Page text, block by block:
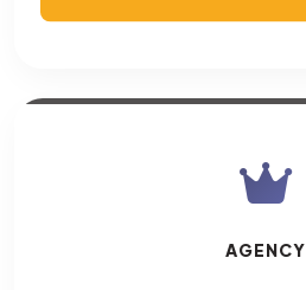
AGENCY